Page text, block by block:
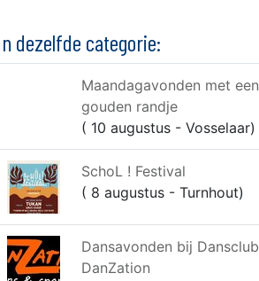
dezelfde categorie:
Maandagavonden met een
gouden randje
( 10 augustus - Vosselaar)
SchoL ! Festival
( 8 augustus - Turnhout)
Dansavonden bij Dansclub
DanZation